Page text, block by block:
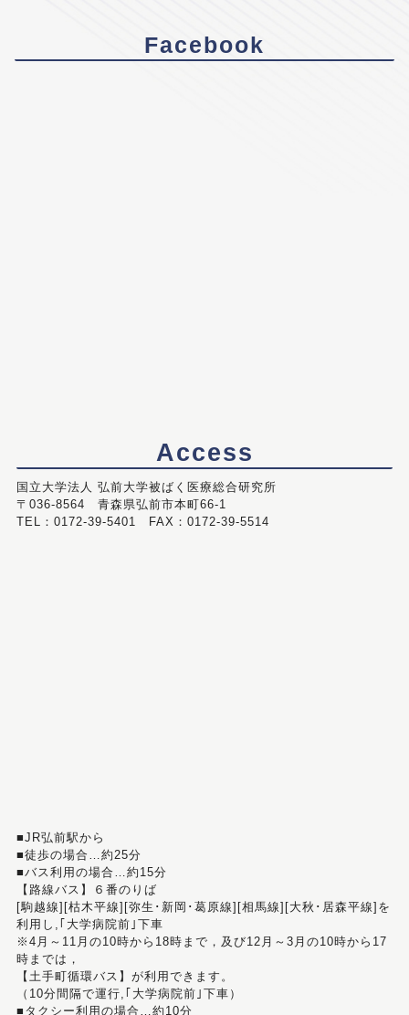
Facebook
Access
国立大学法人 弘前大学被ばく医療総合研究所
〒036-8564 青森県弘前市本町66-1
TEL：0172-39-5401 FAX：0172-39-5514
■JR弘前駅から
■徒歩の場合…約25分
■バス利用の場合…約15分
【路線バス】６番のりば
[駒越線][枯木平線][弥生･新岡･葛原線][相馬線][大秋･居森平線]を
利用し,｢大学病院前｣下車
※4月～11月の10時から18時まで，及び12月～3月の10時から17
時までは，
【土手町循環バス】が利用できます。
（10分間隔で運行,｢大学病院前｣下車）
■タクシー利用の場合…約10分